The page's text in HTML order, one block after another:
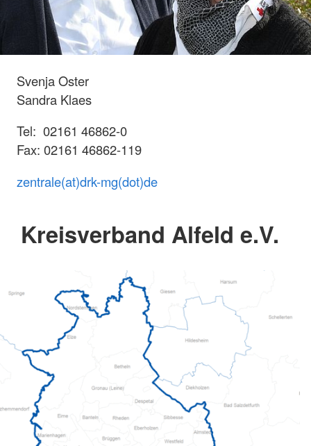
Svenja Oster
Sandra Klaes
Tel: 02161 46862-0
Fax: 02161 46862-119
zentrale(at)drk-mg(dot)de
Kreisverband Alfeld e.V.